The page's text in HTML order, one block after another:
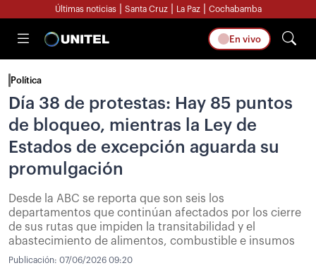
Últimas noticias Santa Cruz La Paz Cochabamba
En vivo
Política
Día 38 de protestas: Hay 85 puntos
de bloqueo, mientras la Ley de
Estados de excepción aguarda su
promulgación
Desde la ABC se reporta que son seis los
departamentos que continúan afectados por los cierre
de sus rutas que impiden la transitabilidad y el
abastecimiento de alimentos, combustible e insumos
Publicación: 07/06/2026 09:20